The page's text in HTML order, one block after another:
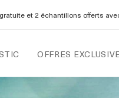
et 2 échantillons offerts
OFFRES